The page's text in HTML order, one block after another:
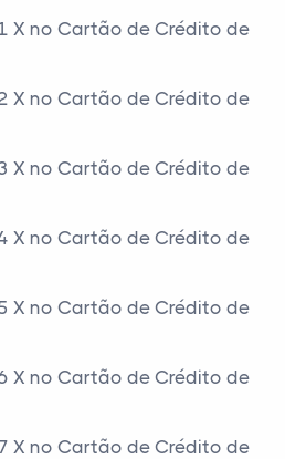
X no Cartão de Crédito de
X no Cartão de Crédito de
X no Cartão de Crédito de
X no Cartão de Crédito de
X no Cartão de Crédito de
X no Cartão de Crédito de
X no Cartão de Crédito de